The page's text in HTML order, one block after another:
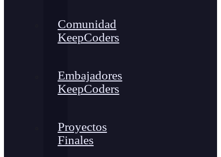
Comunidad
KeepCoders
Embajadores
KeepCoders
Proyectos
Finales